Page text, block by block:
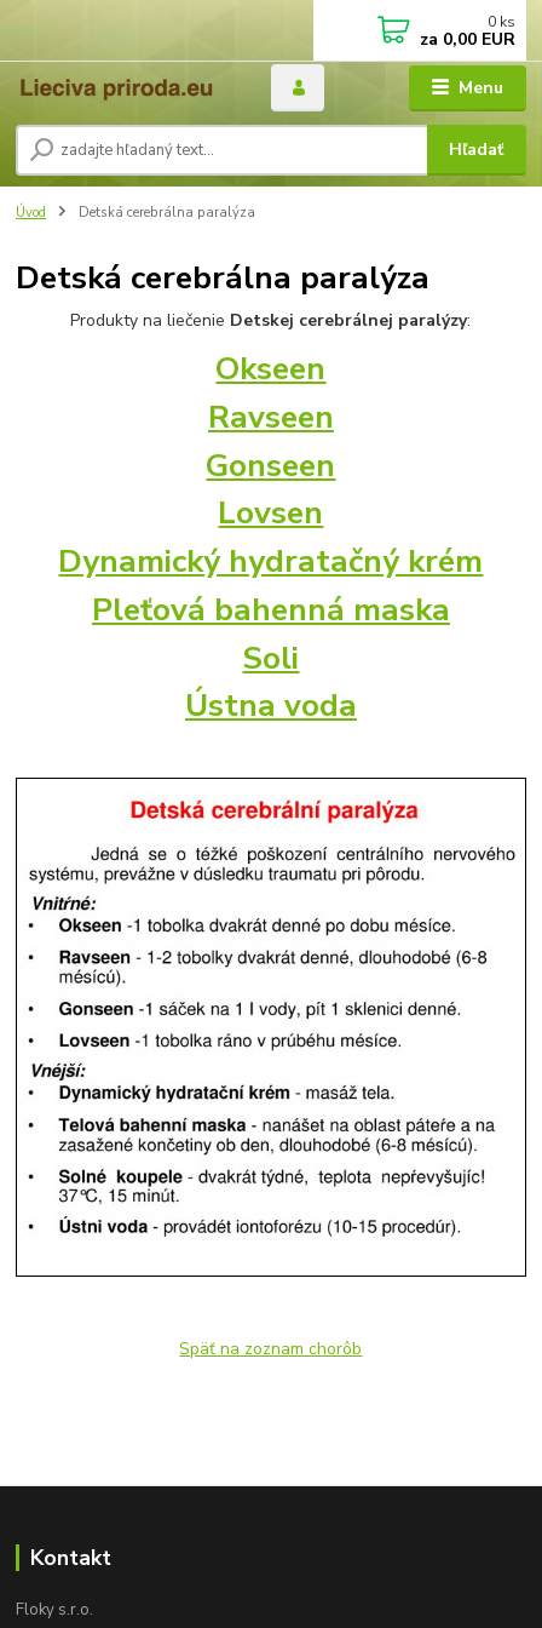
Menu
Hľadať
0 ks
za 0,00 EUR
Úvod Detská cerebrálna paralýza
Detská cerebrálna paralýza
Produkty na liečenie Detskej cerebrálnej paralýzy:
Okseen
Ravseen
Gonseen
Lovsen
Dynamický hydratačný krém
Pleťová bahenná maska
Soli
Ústna voda
Späť na zoznam chorôb
Kontakt
Floky s.r.o.